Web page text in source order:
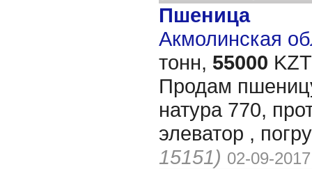
Пшеница
Акмолинская
тонн, 55000
Продам
натура 770,
элеватор ,
15151) 02-09-2017